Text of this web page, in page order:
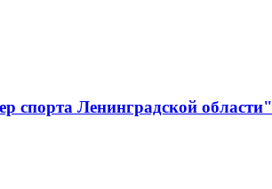
спорта Ленинградской области"